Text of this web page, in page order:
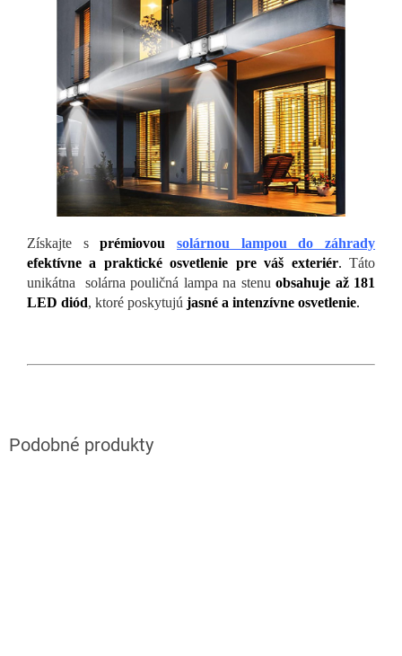
Získajte sprémiovou
solárnou lampou do záhrady
efektívne a praktické osvetlenie pre váš exteriér. Táto
unikátna solárna pouličná lampa na stenuobsahuje až 181
LED diód, ktoré poskytujú jasné a intenzívne osvetlenie.